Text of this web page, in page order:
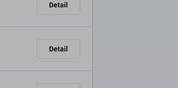
Detail
Detail